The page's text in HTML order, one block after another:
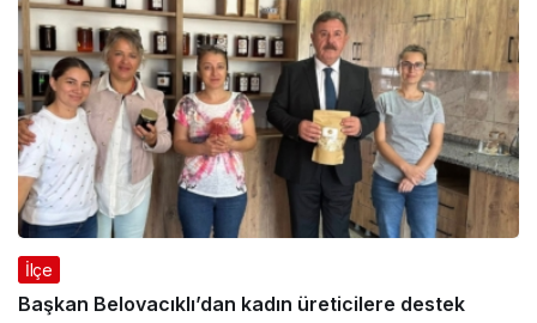
İlçe
Başkan Belovacıklı’dan kadın üreticilere destek